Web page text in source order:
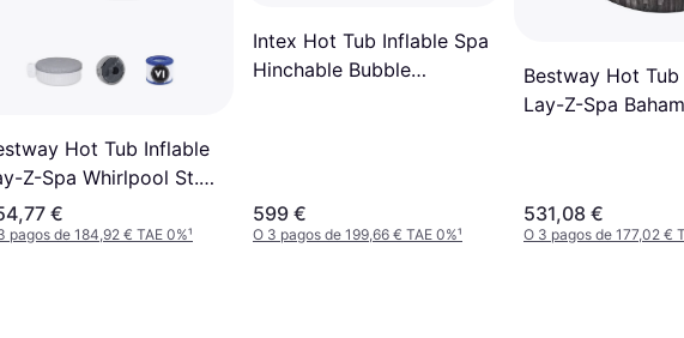
Hot Tub Inflable
Z-Spa Whirlpool St.
AirJet
€
pagos de 184,92 € TAE 0%¹
Intex Hot Tub Inflable Spa
Hinchable Bubble
599 €
O 3 pagos de 199,66 € TAE 0%¹
Bestway Hot
Lay-Z-Spa
531,08 €
O 3 pagos de 177,02 €